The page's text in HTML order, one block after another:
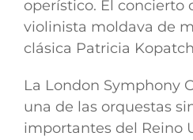
operístico. El concierto
violinista moldava de
clásica Patricia
La London Symphony
una de las orquestas
importantes del Reino